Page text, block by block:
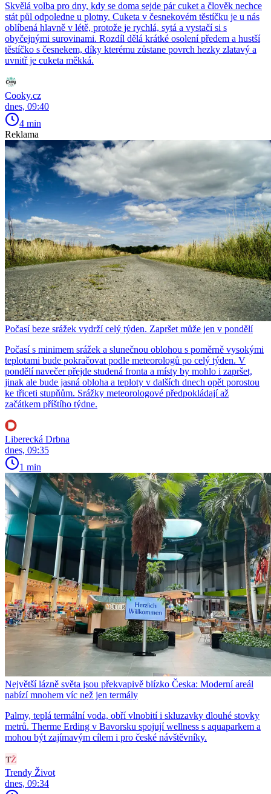
Skvělá volba pro dny, kdy se doma sejde pár cuket a člověk nechce
stát půl odpoledne u plotny. Cuketa v česnekovém těstíčku je u nás
oblíbená hlavně v létě, protože je rychlá, sytá a vystačí si s
obyčejnými surovinami. Rozdíl dělá krátké osolení předem a hustší
těstíčko s česnekem, díky kterému zůstane povrch hezky zlatavý a
uvnitř je cuketa měkká.
Cooky.cz
dnes, 09:40
4 min
Reklama
Počasí beze srážek vydrží celý týden. Zapršet může jen v pondělí
Počasí s minimem srážek a slunečnou oblohou s poměrně vysokými
teplotami bude pokračovat podle meteorologů po celý týden. V
pondělí navečer přejde studená fronta a místy by mohlo i zapršet,
jinak ale bude jasná obloha a teploty v dalších dnech opět porostou
ke třiceti stupňům. Srážky meteorologové předpokládají až
začátkem příštího týdne.
Liberecká Drbna
dnes, 09:35
1 min
Největší lázně světa jsou překvapivě blízko Česka: Moderní areál
nabízí mnohem víc než jen termály
Palmy, teplá termální voda, obří vlnobití i skluzavky dlouhé stovky
metrů. Therme Erding v Bavorsku spojují wellness s aquaparkem a
mohou být zajímavým cílem i pro české návštěvníky.
Trendy Život
dnes, 09:34